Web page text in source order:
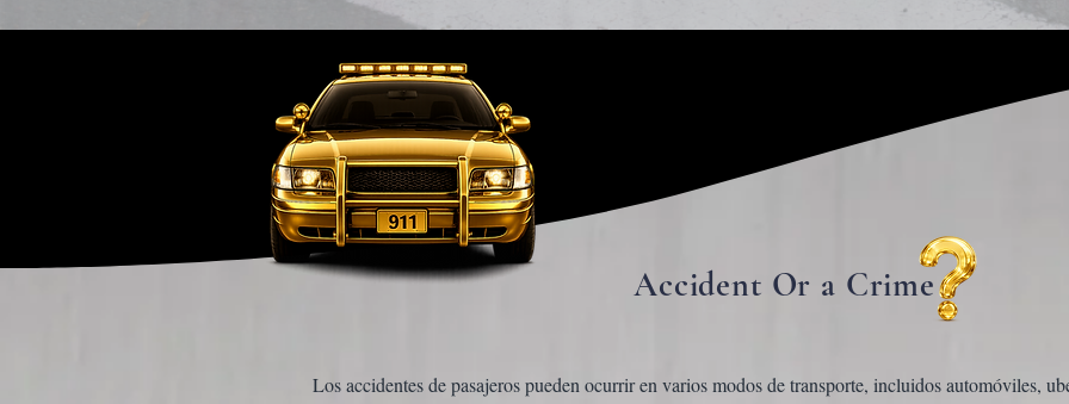
Accident Or a Crime
Los accidentes de pasajeros pueden ocurrir en varios modos de transporte, incluidos automóviles,